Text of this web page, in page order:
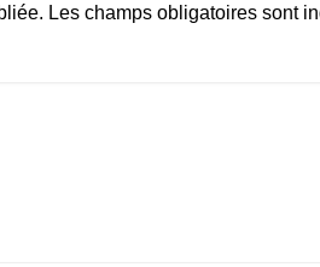
Les champs obligatoires sont